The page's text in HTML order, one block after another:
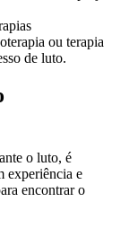
ou terapia
de luto.
o luto, é
experiência e
encontrar o